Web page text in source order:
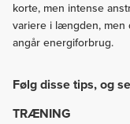
korte, men intense
variere i længden, men
angår energiforbrug.
Følg disse tips, og
TRÆNING